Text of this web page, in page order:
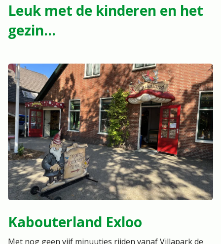
Leuk met de kinderen en het
gezin...
Kabouterland Exloo
Met nog geen vijf minuutjes rijden vanaf Villapark de